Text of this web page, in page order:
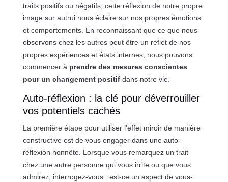
traits positifs ou négatifs, cette réflexion de notre propre
image sur autrui nous éclaire sur nos propres émotions
et comportements. En reconnaissant que ce que nous
observons chez les autres peut être un reflet de nos
propres expériences et états internes, nous pouvons
commencer à prendre des mesures conscientes
pour un changement positifdans notre vie.
Auto-réflexion : la clé pour déverrouiller
vos potentiels cachés
La première étape pour utiliser l’effet miroir de manière
constructive est de vous engager dans une auto-
réflexion honnête. Lorsque vous remarquez un trait
chez une autre personne qui vous irrite ou que vous
admirez, interrogez-vous : est-ce un aspect de vous-